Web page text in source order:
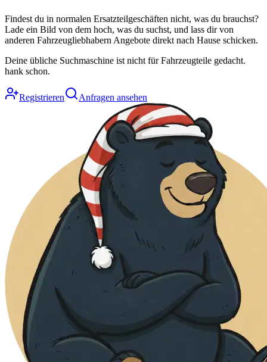
Findest du in normalen Ersatzteilgeschäften nicht, was du brauchst?
Lade ein Bild von dem hoch, was du suchst, und lass dir von
anderen Fahrzeugliebhabern Angebote direkt nach Hause schicken.
Deine übliche Suchmaschine ist nicht für Fahrzeugteile gedacht.
hank schon.
Registrieren Anfragen ansehen